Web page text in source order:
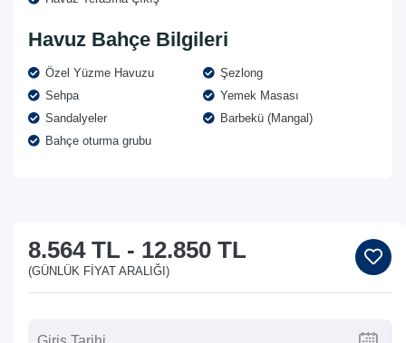
Havuz Bahçe Bilgileri
Özel Yüzme Havuzu
Şezlong
Sehpa
Yemek Masası
Sandalyeler
Barbekü (Mangal)
Bahçe oturma grubu
8.564 TL - 12.850 TL
(GÜNLÜK FIYAT ARALIĞI)